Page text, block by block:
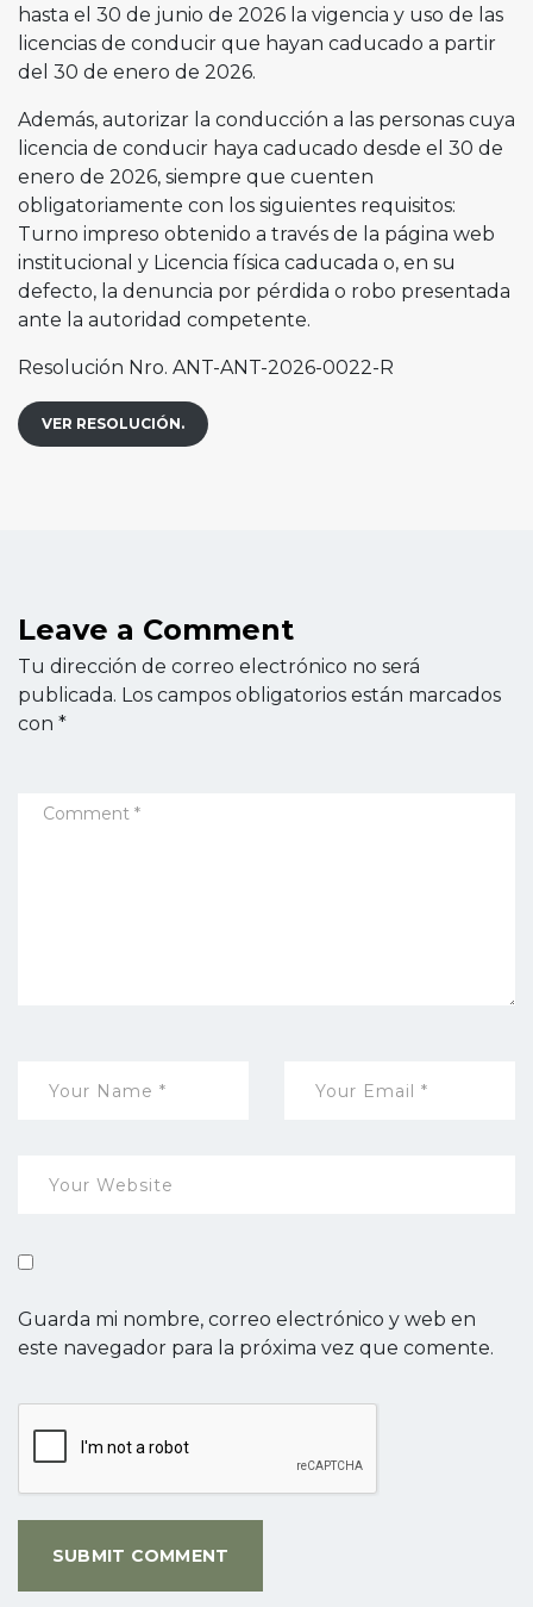
hasta el 30 de junio de 2026 la vigencia y uso de las
licencias de conducir que hayan caducado a partir
del 30 de enero de 2026.
Además, autorizar la conducción a las personas cuya
licencia de conducir haya caducado desde el 30 de
enero de 2026, siempre que cuenten
obligatoriamente con los siguientes requisitos:
Turno impreso obtenido a través de la página web
institucional y Licencia física caducada o, en su
defecto, la denuncia por pérdida o robo presentada
ante la autoridad competente.
Resolución Nro. ANT-ANT-2026-0022-R
VER RESOLUCIÓN.
Leave a Comment
Tu dirección de correo electrónico no será
publicada. Los campos obligatorios están marcados
con *
Guarda mi nombre, correo electrónico y web en
este navegador para la próxima vez que comente.